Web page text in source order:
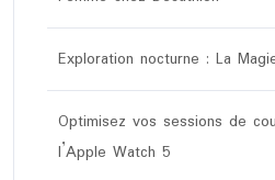
Exploration nocturne : La
Optimisez vos sessions de
l’Apple Watch 5